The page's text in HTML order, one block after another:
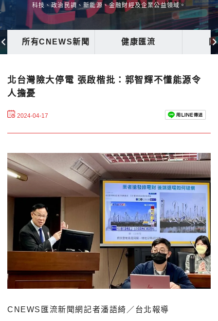
科技、政治民調、新能源、金融財經及企業公益領域。
所有CNEWS新聞 健康匯流
北台灣險大停電 張啟楷批：郭智輝不懂能源令
人擔憂
2024-04-17
CNEWS匯流新聞網記者潘語綺／台北報導